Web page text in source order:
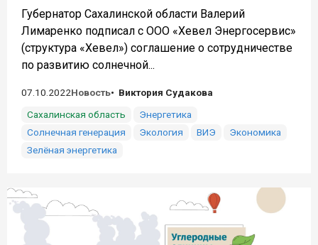
Губернатор Сахалинской области Валерий
Лимаренко подписал с ООО «Хевел Энергосервис»
(структура «Хевел») соглашение о сотрудничестве
по развитию солнечной...
07.10.2022Новость
Виктория Судакова
Сахалинская область
Энергетика
Солнечная генерация
Экология ВИЭ
Экономика
Зелёная энергетика